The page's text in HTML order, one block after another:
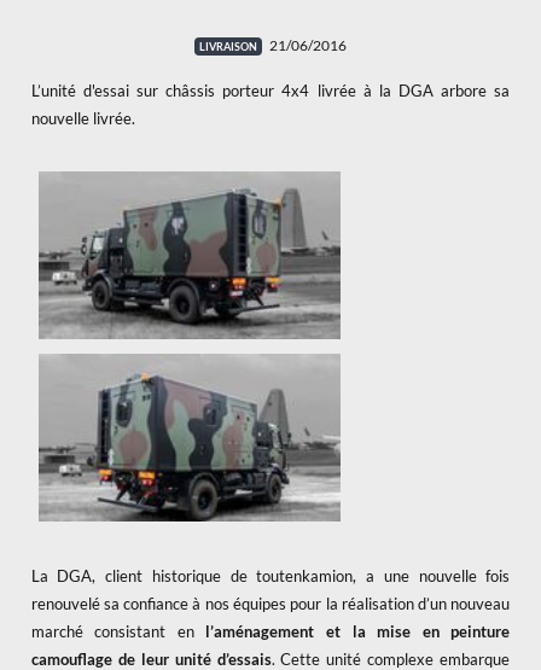
21/06/2016
L’unité d'essai sur châssis porteur 4x4 livrée à la DGA arbore sa
nouvelle livrée.
La DGA, client historique de toutenkamion, a une nouvelle fois
renouvelé sa confiance à nos équipes pour la réalisation d’un nouveau
marché consistant en l’aménagement et la mise en peinture
camouflage de leur unité d’essais. Cette unité complexe embarque